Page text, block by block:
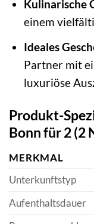
Kulinarische
einem
Ideales
Partner mit
luxuriöse
Produkt-
Bonn für 2 (2
MERKMAL
Unterkunftstyp
Aufenthaltsdauer